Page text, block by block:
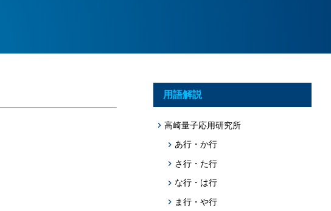
技術シーズ集／知財マップ
プログラム・データベース成果物一覧
学術機関リポジトリQST-Repository
用語解説
高崎量子応用研究所
あ行・か行
さ行・た行
な行・は行
ま行・や行